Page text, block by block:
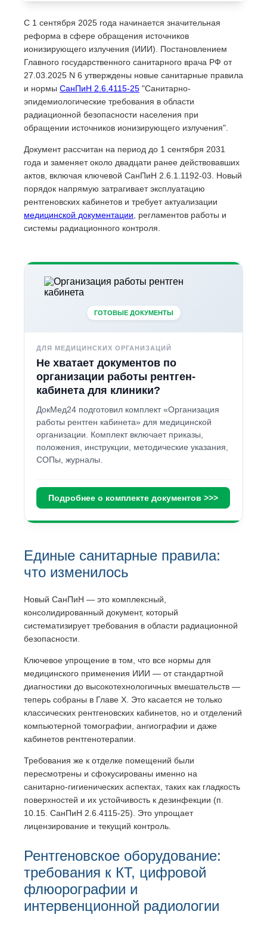
С 1 сентября 2025 года начинается значительная
реформа в сфере обращения источников
ионизирующего излучения (ИИИ). Постановлением
Главного государственного санитарного врача РФ от
27.03.2025 N 6 утверждены новые санитарные правила
и нормы СанПиН 2.6.4115-25 "Санитарно-
эпидемиологические требования в области
радиационной безопасности населения при
обращении источников ионизирующего излучения".
Документ рассчитан на период до 1 сентября 2031
года и заменяет около двадцати ранее действовавших
актов, включая ключевой СанПиН 2.6.1.1192-03. Новый
порядок напрямую затрагивает эксплуатацию
рентгеновских кабинетов и требует актуализации
медицинской документации , регламентов работы и
системы радиационного контроля.
ГОТОВЫЕ ДОКУМЕНТЫ
ДЛЯ МЕДИЦИНСКИХ ОРГАНИЗАЦИЙ
Не хватает документов по
организации работы рентген-
кабинета для клиники?
ДокМед24 подготовил комплект «Организация
работы рентген кабинета» для медицинской
организации. Комплект включает приказы,
положения, инструкции, методические указания,
СОПы, журналы.
Подробнее о комплекте документов >>>
Единые санитарные правила:
что изменилось
Новый СанПиН — это комплексный,
консолидированный документ, который
систематизирует требования в области радиационной
безопасности.
Ключевое упрощение в том, что все нормы для
медицинского применения ИИИ — от стандартной
диагностики до высокотехнологичных вмешательств —
теперь собраны в Главе X. Это касается не только
классических рентгеновских кабинетов, но и отделений
компьютерной томографии, ангиографии и даже
кабинетов рентгенотерапии.
Требования же к отделке помещений были
пересмотрены и сфокусированы именно на
санитарно-гигиенических аспектах, таких как гладкость
поверхностей и их устойчивость к дезинфекции (п.
10.15. СанПиН 2.6.4115-25). Это упрощает
лицензирование и текущий контроль.
Рентгеновское оборудование:
требования к КТ, цифровой
флюорографии и
интервенционной радиологии